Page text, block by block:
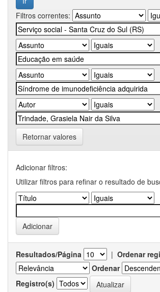
Filtros correntes:
Retornar valores
Adicionar filtros:
Utilizar filtros para refinar o resultado de
Resultados/Página | Ordenar
Ordenar
Registro(s)